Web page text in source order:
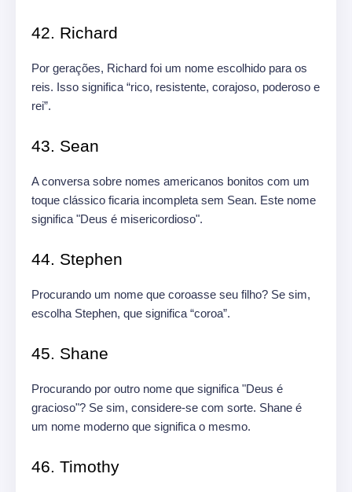
42. Richard
Por gerações, Richard foi um nome escolhido para os
reis. Isso significa “rico, resistente, corajoso, poderoso e
rei”.
43. Sean
A conversa sobre nomes americanos bonitos com um
toque clássico ficaria incompleta sem Sean. Este nome
significa "Deus é misericordioso".
44. Stephen
Procurando um nome que coroasse seu filho? Se sim,
escolha Stephen, que significa “coroa”.
45. Shane
Procurando por outro nome que significa "Deus é
gracioso"? Se sim, considere-se com sorte. Shane é
um nome moderno que significa o mesmo.
46. Timothy